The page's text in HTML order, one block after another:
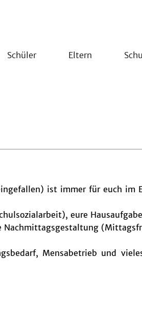
Schüler Eltern
ist immer für euch im
eure
Nachmittagsgestaltung
Mensabetrieb und